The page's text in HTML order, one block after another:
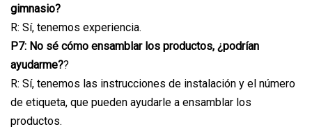
gimnasio?
R: Sí, tenemos experiencia.
P7: No sé cómo ensamblar los productos, ¿podrían
ayudarme??
R: Sí, tenemos las instrucciones de instalación y el número
de etiqueta, que pueden ayudarle a ensamblar los
productos.